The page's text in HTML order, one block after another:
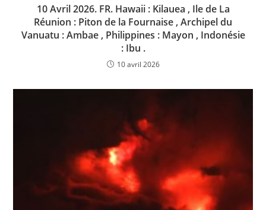
10 Avril 2026. FR. Hawaii : Kilauea , Ile de La
Réunion : Piton de la Fournaise , Archipel du
Vanuatu : Ambae , Philippines : Mayon , Indonésie
: Ibu .
10 avril 2026